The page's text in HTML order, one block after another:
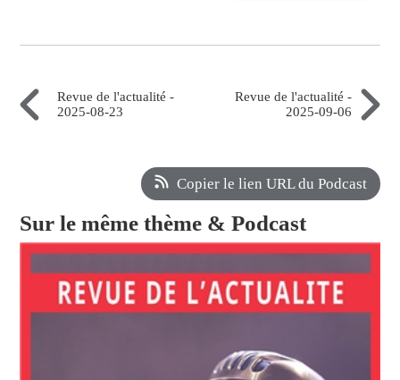
Revue de l'actualité -
2025-08-23
Revue de l'actualité -
2025-09-06
Copier le lien URL du Podcast
Sur le même thème & Podcast